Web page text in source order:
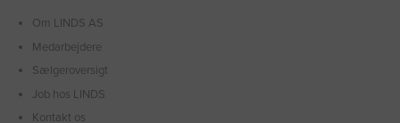
Om LINDS AS
Medarbejdere
Sælgeroversigt
Job hos LINDS
Kontakt os